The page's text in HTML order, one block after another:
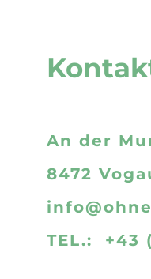
An der
8472
TEL.: +43